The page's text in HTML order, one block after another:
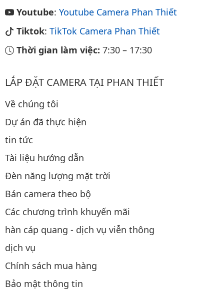
Youtube: Youtube Camera Phan Thiết
Tiktok: TikTok Camera Phan Thiết
Thời gian làm việc: 7:30 – 17:30
LẮP ĐẶT CAMERA TẠI PHAN THIẾT
Về chúng tôi
Dự án đã thực hiện
tin tức
Tài liệu hướng dẫn
Đèn năng lượng mặt trời
Bán camera theo bộ
Các chương trình khuyến mãi
hàn cáp quang - dịch vụ viễn thông
dịch vụ
Chính sách mua hàng
Bảo mật thông tin